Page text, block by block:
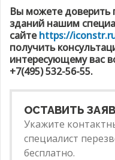
Вы можете доверить
зданий нашим
сайтеhttps://
получить
интересующему вас
+7(495) 532-56-55.
ОСТАВИТЬ
Укажите
специалист
бесплатно.